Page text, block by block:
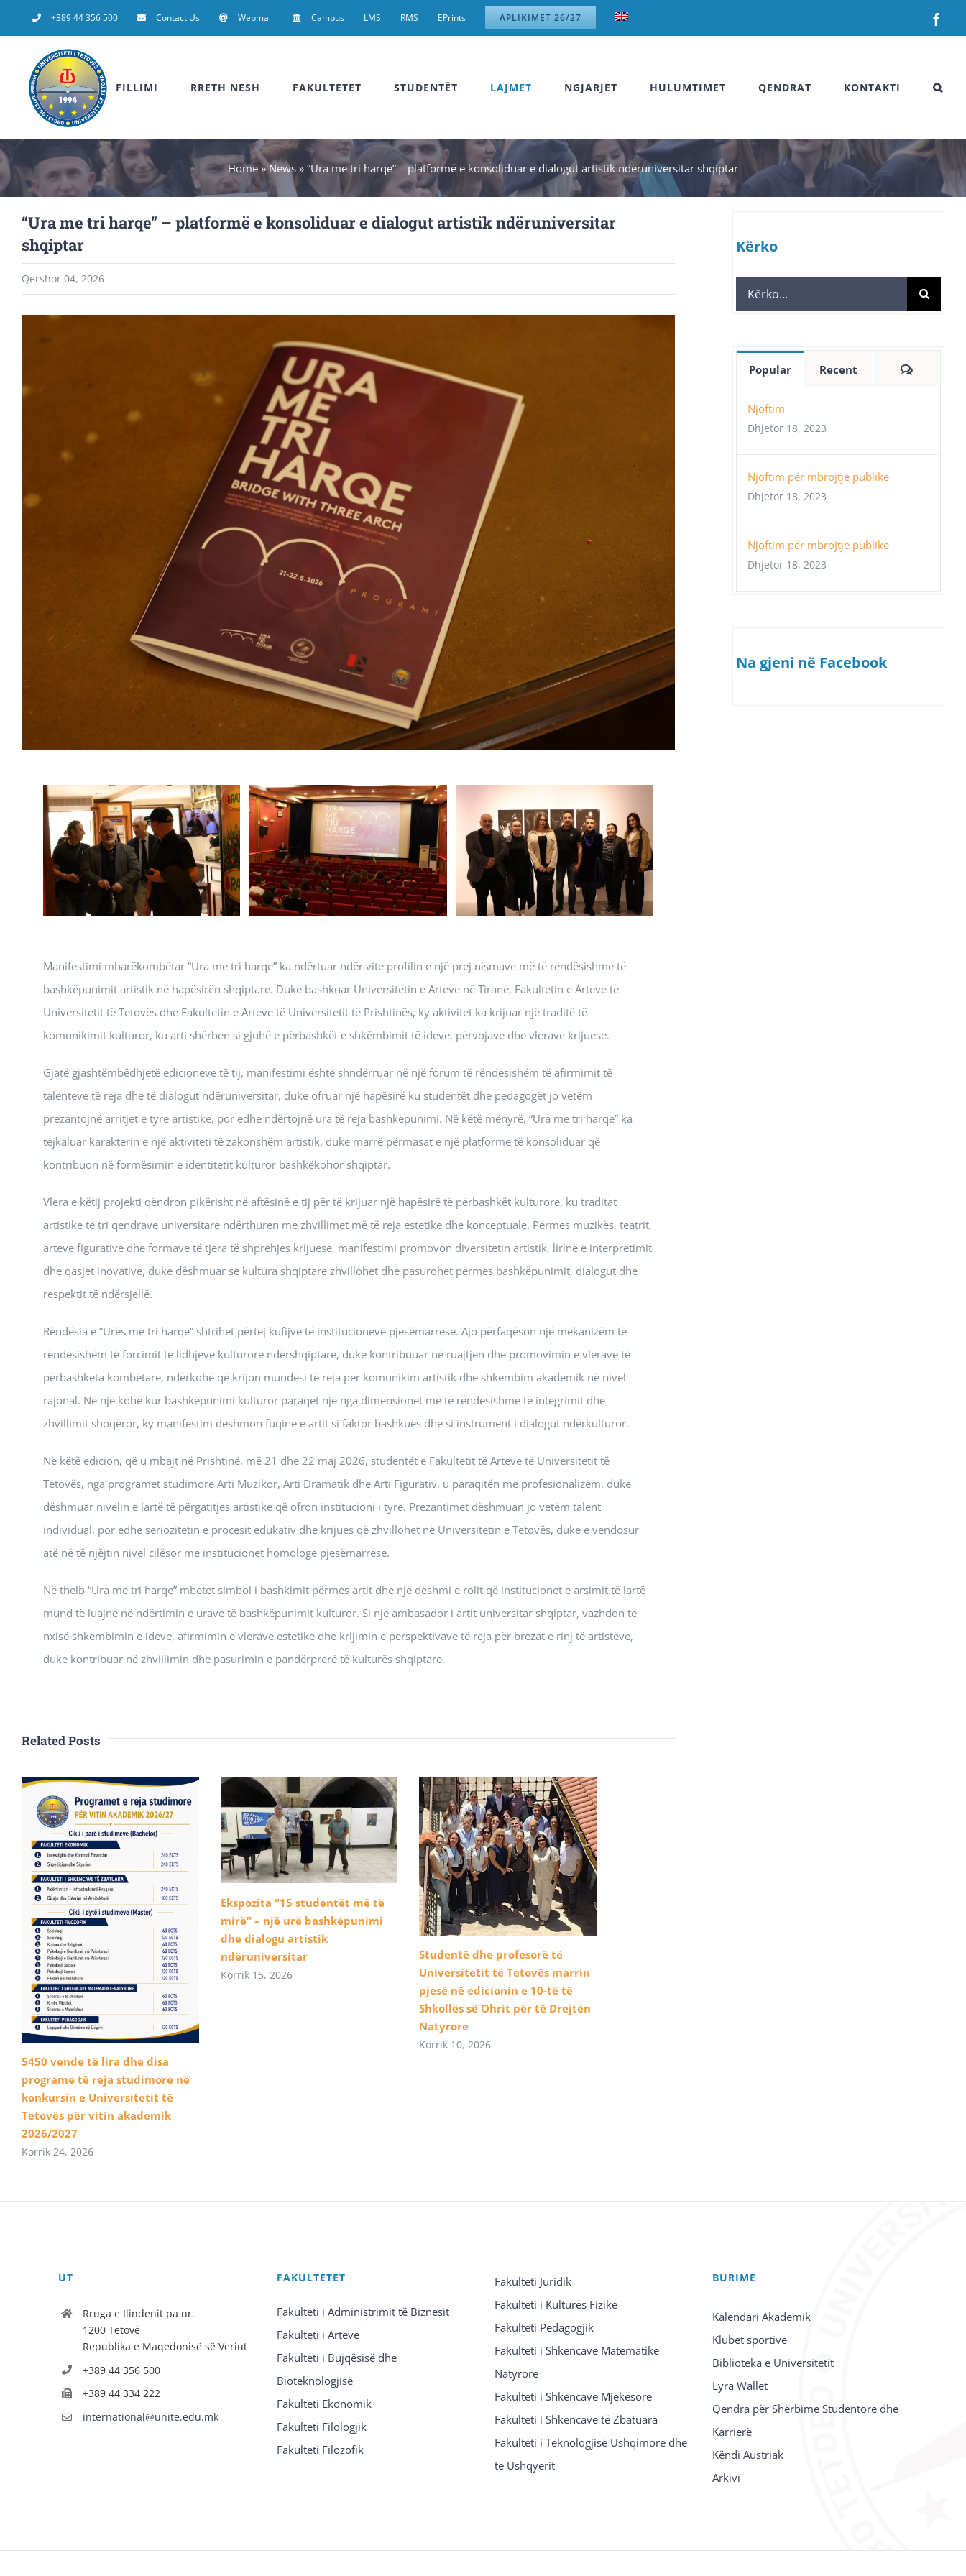
to
+389 44 356 500 Contact Us Webmail Campus LMS RMS EPrints APLIKIMET 26/27
FILLIMI RRETH NESH FAKULTETET STUDENTËT LAJMET NGJARJET HULUMTIMET QENDRAT KONTAKTI
Home »News » “Ura me tri harqe” – platformë e konsoliduar e dialogut artistik ndëruniversitar shqiptar
“Ura me tri harqe” – platformë e konsoliduar e dialogut artistik ndëruniversitar
shqiptar
Qershor 04, 2026
Manifestimi mbarëkombëtar “Ura me tri harqe” ka ndërtuar ndër vite profilin e një prej nismave më të rëndësishme të
bashkëpunimit artistik në hapësirën shqiptare. Duke bashkuar Universitetin e Arteve në Tiranë, Fakultetin e Arteve të
Universitetit të Tetovës dhe Fakultetin e Arteve të Universitetit të Prishtinës, ky aktivitet ka krijuar një traditë të
komunikimit kulturor, ku arti shërben si gjuhë e përbashkët e shkëmbimit të ideve, përvojave dhe vlerave krijuese.
Gjatë gjashtëmbëdhjetë edicioneve të tij, manifestimi është shndërruar në një forum të rëndësishëm të afirmimit të
talenteve të reja dhe të dialogut ndëruniversitar, duke ofruar një hapësirë ku studentët dhe pedagogët jo vetëm
prezantojnë arritjet e tyre artistike, por edhe ndërtojnë ura të reja bashkëpunimi. Në këtë mënyrë, “Ura me tri harqe” ka
tejkaluar karakterin e një aktiviteti të zakonshëm artistik, duke marrë përmasat e një platforme të konsoliduar që
kontribuon në formësimin e identitetit kulturor bashkëkohor shqiptar.
Vlera e këtij projekti qëndron pikërisht në aftësinë e tij për të krijuar një hapësirë të përbashkët kulturore, ku traditat
artistike të tri qendrave universitare ndërthuren me zhvillimet më të reja estetike dhe konceptuale. Përmes muzikës, teatrit,
arteve figurative dhe formave të tjera të shprehjes krijuese, manifestimi promovon diversitetin artistik, lirinë e interpretimit
dhe qasjet inovative, duke dëshmuar se kultura shqiptare zhvillohet dhe pasurohet përmes bashkëpunimit, dialogut dhe
respektit të ndërsjellë.
Rëndësia e “Urës me tri harqe” shtrihet përtej kufijve të institucioneve pjesëmarrëse. Ajo përfaqëson një mekanizëm të
rëndësishëm të forcimit të lidhjeve kulturore ndërshqiptare, duke kontribuuar në ruajtjen dhe promovimin e vlerave të
përbashkëta kombëtare, ndërkohë që krijon mundësi të reja për komunikim artistik dhe shkëmbim akademik në nivel
rajonal. Në një kohë kur bashkëpunimi kulturor paraqet një nga dimensionet më të rëndësishme të integrimit dhe
zhvillimit shoqëror, ky manifestim dëshmon fuqinë e artit si faktor bashkues dhe si instrument i dialogut ndërkulturor.
Në këtë edicion, që u mbajt në Prishtinë, më 21 dhe 22 maj 2026, studentët e Fakultetit të Arteve të Universitetit të
Tetovës, nga programet studimore Arti Muzikor, Arti Dramatik dhe Arti Figurativ, u paraqitën me profesionalizëm, duke
dëshmuar nivelin e lartë të përgatitjes artistike që ofron institucioni i tyre. Prezantimet dëshmuan jo vetëm talent
individual, por edhe seriozitetin e procesit edukativ dhe krijues që zhvillohet në Universitetin e Tetovës, duke e vendosur
atë në të njëjtin nivel cilësor me institucionet homologe pjesëmarrëse.
Në thelb “Ura me tri harqe” mbetet simbol i bashkimit përmes artit dhe një dëshmi e rolit që institucionet e arsimit të lartë
mund të luajnë në ndërtimin e urave të bashkëpunimit kulturor. Si një ambasador i artit universitar shqiptar, vazhdon të
nxisë shkëmbimin e ideve, afirmimin e vlerave estetike dhe krijimin e perspektivave të reja për brezat e rinj të artistëve,
duke kontribuar në zhvillimin dhe pasurimin e pandërprerë të kulturës shqiptare.
Related Posts
5450 vende të lira dhe disa
programe të reja studimore në
konkursin e Universitetit të
Tetovës për vitin akademik
2026/2027
Korrik 24, 2026
Ekspozita “15 studentët më të
mirë” – një urë bashkëpunimi
dhe dialogu artistik
ndëruniversitar
Korrik 15, 2026
Studentë dhe profesorë të
Universitetit të Tetovës marrin
pjesë në edicionin e 10-të të
Shkollës së Ohrit për të Drejtën
Natyrore
Korrik 10, 2026
Kërko
Search
for:
Popular Recent
Njoftim
Dhjetor 18, 2023
Njoftim për mbrojtje publike
Dhjetor 18, 2023
Njoftim për mbrojtje publike
Dhjetor 18, 2023
Na gjeni në Facebook
UT
Rruga e Ilindenit pa nr.
1200 Tetovë
Republika e Maqedonisë së Veriut
+389 44 356 500
+389 44 334 222
international@unite.edu.mk
FAKULTETET
Fakulteti i Administrimit të Biznesit
Fakulteti i Arteve
Fakulteti i Bujqësisë dhe
Bioteknologjisë
Fakulteti Ekonomik
Fakulteti Filologjik
Fakulteti Filozofik
Fakulteti Juridik
Fakulteti i Kulturës Fizike
Fakulteti Pedagogjik
Fakulteti i Shkencave Matematike-
Natyrore
Fakulteti i Shkencave Mjekësore
Fakulteti i Shkencave të Zbatuara
Fakulteti i Teknologjisë Ushqimore dhe
të Ushqyerit
BURIME
Kalendari Akademik
Klubet sportive
Biblioteka e Universitetit
Lyra Wallet
Qendra për Shërbime Studentore dhe
Karrierë
Këndi Austriak
Arkivi